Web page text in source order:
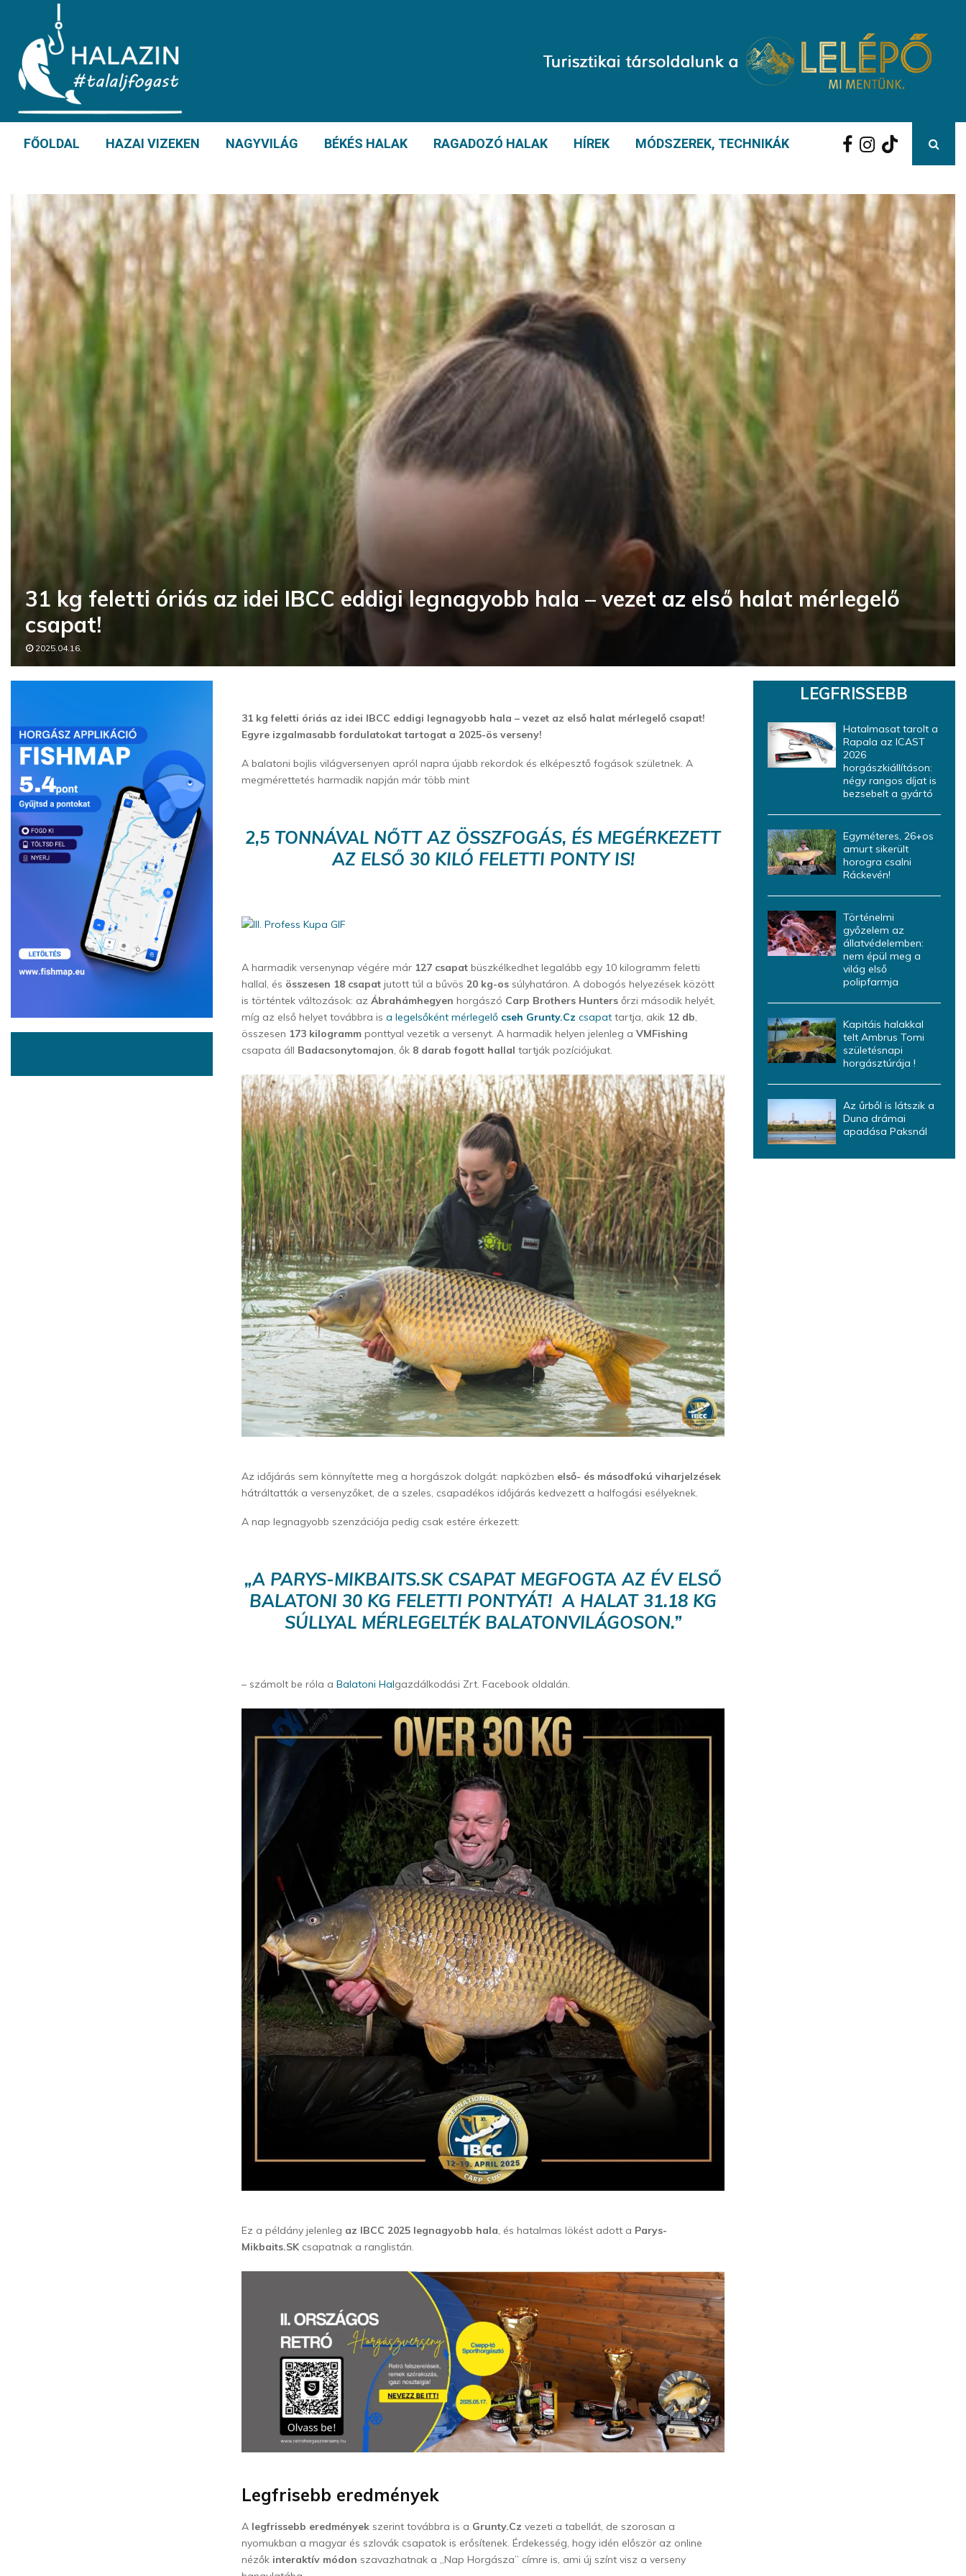
FŐOLDAL HAZAI VIZEKEN NAGYVILÁG BÉKÉS HALAK RAGADOZÓ HALAK HÍREK MÓDSZEREK, TECHNIKÁK
31 kg feletti óriás az idei IBCC eddigi legnagyobb hala – vezet az első halat mérlegelő
csapat!
2025.04.16.
31 kg feletti óriás az idei IBCC eddigi legnagyobb hala – vezet az első halat mérlegelő csapat!
Egyre izgalmasabb fordulatokat tartogat a 2025-ös verseny!
A balatoni bojlis világversenyen apról napra újabb rekordok és elképesztő fogások születnek. A
megmérettetés harmadik napján már több mint
2,5 TONNÁVAL NŐTT AZ ÖSSZFOGÁS, ÉS MEGÉRKEZETT
AZ ELSŐ 30 KILÓ FELETTI PONTY IS!
A harmadik versenynap végére már 127 csapat büszkélkedhet legalább egy 10 kilogramm feletti
hallal, és összesen 18 csapat jutott túl a bűvös 20 kg-os súlyhatáron. A dobogós helyezések között
is történtek változások: azÁbrahámhegyen horgászó Carp Brothers Hunters őrzi második helyét,
míg az első helyet továbbra isa legelsőként mérlegelő cseh Grunty.Cz csapat tartja, akik 12 db,
összesen 173 kilogramm ponttyal vezetik a versenyt. A harmadik helyen jelenleg aVMFishing
csapata áll Badacsonytomajon, ők 8 darab fogott hallal tartják pozíciójukat.
Az időjárás sem könnyítette meg a horgászok dolgát: napközben első- és másodfokú viharjelzések
hátráltatták a versenyzőket, de a szeles, csapadékos időjárás kedvezett a halfogási esélyeknek.
A nap legnagyobb szenzációja pedig csak estére érkezett:
„A PARYS-MIKBAITS.SK CSAPAT MEGFOGTA AZ ÉV ELSŐ
BALATONI 30 KG FELETTI PONTYÁT! A HALAT 31.18 KG
SÚLLYAL MÉRLEGELTÉK BALATONVILÁGOSON.”
– számolt be róla a Balatoni Halgazdálkodási Zrt. Facebook oldalán.
Ez a példány jelenleg az IBCC 2025 legnagyobb hala, és hatalmas lökést adott a Parys-
Mikbaits.SKcsapatnak a ranglistán.
Legfrisebb eredmények
A legfrissebb eredmények szerint továbbra is a Grunty.Cz vezeti a tabellát, de szorosan a
nyomukban a magyar és szlovák csapatok is erősítenek. Érdekesség, hogy idén először az online
nézők interaktív módon szavazhatnak a „Nap Horgásza” címre is, ami új színt visz a verseny
LEGFRISSEBB
Hatalmasat tarolt a
Rapala az ICAST
2026
horgászkiállításon:
négy rangos díjat is
bezsebelt a gyártó
Egyméteres, 26+os
amurt sikerült
horogra csalni
Ráckevén!
Történelmi
győzelem az
állatvédelemben:
nem épül meg a
világ első
polipfarmja
Kapitáis halakkal
telt Ambrus Tomi
születésnapi
horgásztúrája !
Az űrből is látszik a
Duna drámai
apadása Paksnál